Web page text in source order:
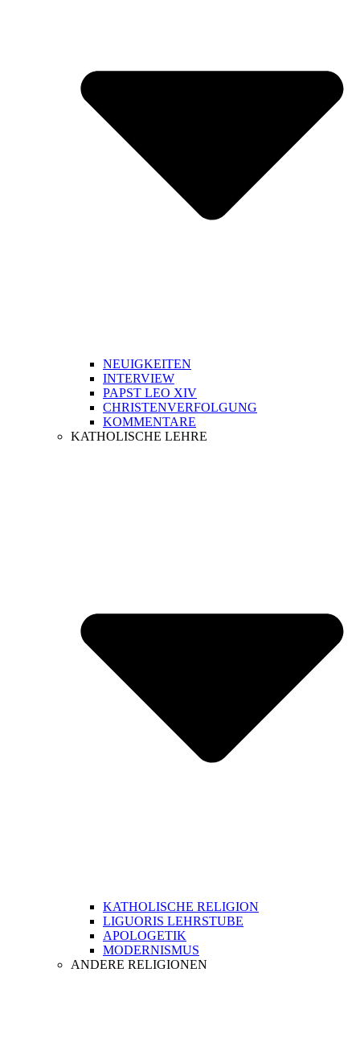
NEUIGKEITEN
INTERVIEW
PAPST LEO XIV
CHRISTENVERFOLGUNG
KOMMENTARE
KATHOLISCHE LEHRE
KATHOLISCHE RELIGION
LIGUORIS LEHRSTUBE
APOLOGETIK
MODERNISMUS
ANDERE RELIGIONEN